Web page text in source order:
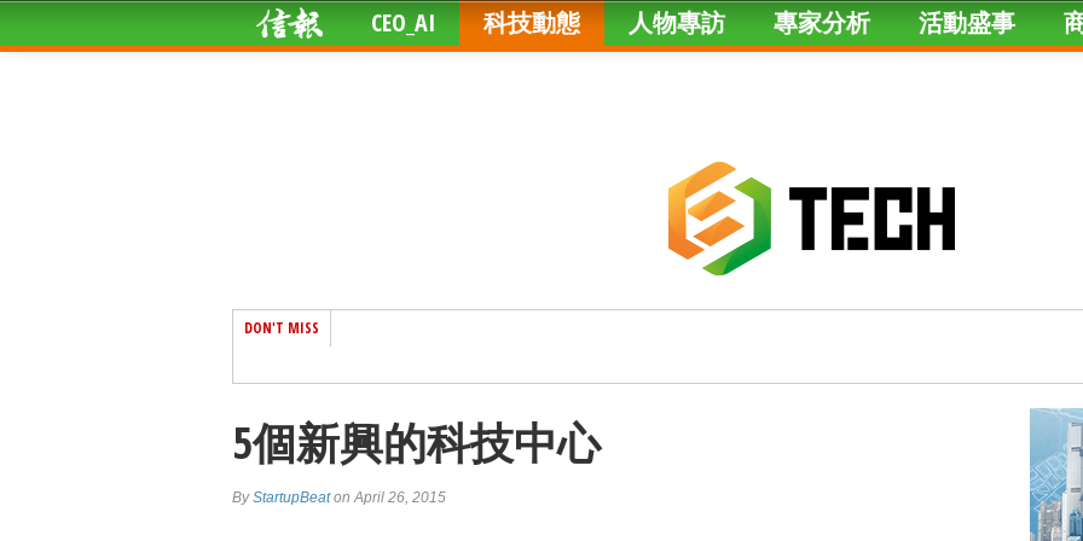
CEO_AI 科技動態 人物專訪 專家分析 活動盛事
DON'T MISS
5個新興的科技中心
ByStartupBeaton April 26, 2015